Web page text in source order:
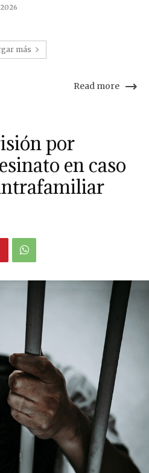
más
Read more
por
en caso